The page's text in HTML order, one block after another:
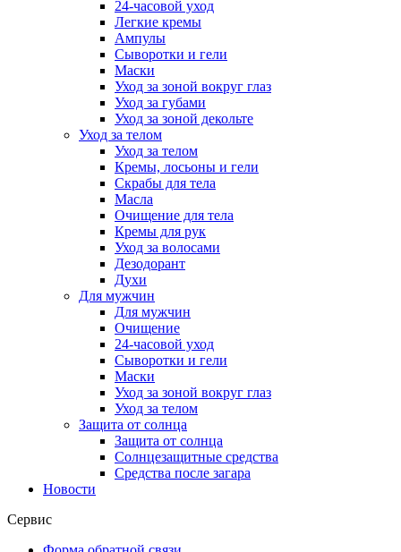
24-часовой уход
Легкие кремы
Ампулы
Сыворотки и гели
Маски
Уход за зоной вокруг глаз
Уход за губами
Уход за зоной декольте
Уход за телом
Уход за телом
Кремы, лосьоны и гели
Скрабы для тела
Масла
Очищение для тела
Кремы для рук
Уход за волосами
Дезодорант
Духи
Для мужчин
Для мужчин
Очищение
24-часовой уход
Сыворотки и гели
Маски
Уход за зоной вокруг глаз
Уход за телом
Защита от солнца
Защита от солнца
Солнцезащитные средства
Средства после загара
Новости
Сервис